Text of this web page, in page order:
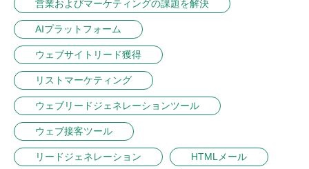
営業およびマーケティングの課題を解決
AIプラットフォーム
ウェブサイトリード獲得
リストマーケティング
ウェブリードジェネレーションツール
ウェブ接客ツール
リードジェネレーション HTMLメール